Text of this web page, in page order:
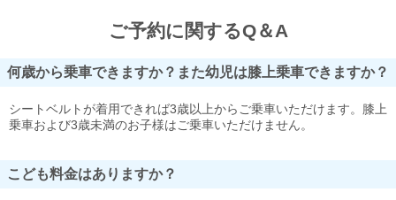
ご予約に関するQ＆A
何歳から乗車できますか？また幼児は膝上乗車できますか？
シートベルトが着用できれば3歳以上からご乗車いただけます。膝上
乗車および3歳未満のお子様はご乗車いただけません。
こども料金はありますか？